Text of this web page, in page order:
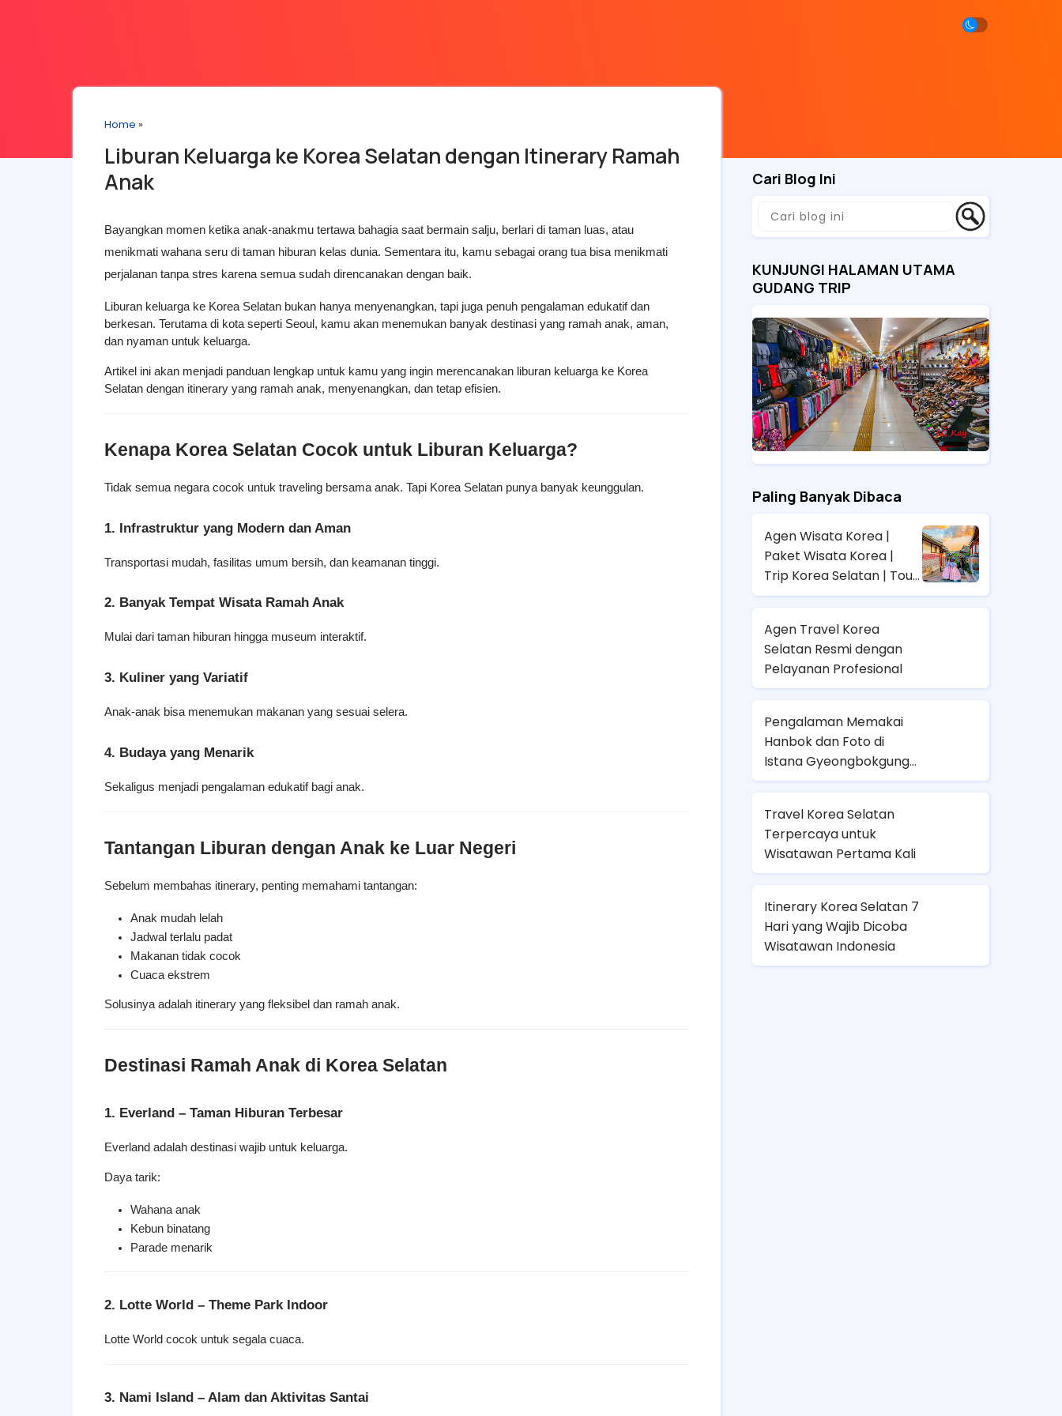
Home »
Liburan Keluarga ke Korea Selatan dengan Itinerary Ramah
Anak
Bayangkan momen ketika anak-anakmu tertawa bahagia saat bermain salju, berlari di taman luas, atau
menikmati wahana seru di taman hiburan kelas dunia. Sementara itu, kamu sebagai orang tua bisa menikmati
perjalanan tanpa stres karena semua sudah direncanakan dengan baik.
Liburan keluarga ke Korea Selatan bukan hanya menyenangkan, tapi juga penuh pengalaman edukatif dan
berkesan. Terutama di kota seperti Seoul, kamu akan menemukan banyak destinasi yang ramah anak, aman,
dan nyaman untuk keluarga.
Artikel ini akan menjadi panduan lengkap untuk kamu yang ingin merencanakan liburan keluarga ke Korea
Selatan dengan itinerary yang ramah anak, menyenangkan, dan tetap efisien.
Kenapa Korea Selatan Cocok untuk Liburan Keluarga?
Tidak semua negara cocok untuk traveling bersama anak. Tapi Korea Selatan punya banyak keunggulan.
1. Infrastruktur yang Modern dan Aman
Transportasi mudah, fasilitas umum bersih, dan keamanan tinggi.
2. Banyak Tempat Wisata Ramah Anak
Mulai dari taman hiburan hingga museum interaktif.
3. Kuliner yang Variatif
Anak-anak bisa menemukan makanan yang sesuai selera.
4. Budaya yang Menarik
Sekaligus menjadi pengalaman edukatif bagi anak.
Tantangan Liburan dengan Anak ke Luar Negeri
Sebelum membahas itinerary, penting memahami tantangan:
Anak mudah lelah
Jadwal terlalu padat
Makanan tidak cocok
Cuaca ekstrem
Solusinya adalah itinerary yang fleksibel dan ramah anak.
Destinasi Ramah Anak di Korea Selatan
1. Everland – Taman Hiburan Terbesar
Everland adalah destinasi wajib untuk keluarga.
Daya tarik:
Wahana anak
Kebun binatang
Parade menarik
2. Lotte World – Theme Park Indoor
Lotte World cocok untuk segala cuaca.
3. Nami Island – Alam dan Aktivitas Santai
Cari Blog Ini
KUNJUNGI HALAMAN UTAMA
GUDANG TRIP
Paling Banyak Dibaca
Agen Wisata Korea |
Paket Wisata Korea |
Trip Korea Selatan | Tour
Korea Selatan
Agen Travel Korea
Selatan Resmi dengan
Pelayanan Profesional
Pengalaman Memakai
Hanbok dan Foto di
Istana Gyeongbokgung
Seoul
Travel Korea Selatan
Terpercaya untuk
Wisatawan Pertama Kali
Itinerary Korea Selatan 7
Hari yang Wajib Dicoba
Wisatawan Indonesia